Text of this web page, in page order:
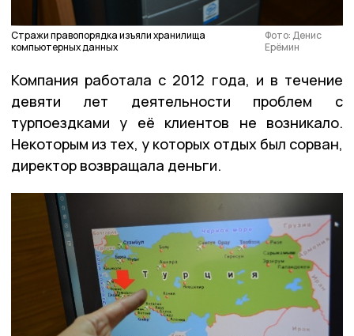
Стражи правопорядка изъяли хранилища
компьютерных данных
Фото: Денис
Ерёмин
Компания работала с 2012 года, и в течение
девяти лет деятельности проблем с
турпоездками у её клиентов не возникало.
Некоторым из тех, у которых отдых был сорван,
директор возвращала деньги.